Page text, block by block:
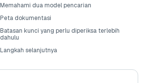
Memahami dua model pencarian
Peta dokumentasi
Batasan kunci yang perlu diperiksa terlebih
dahulu
Langkah selanjutnya